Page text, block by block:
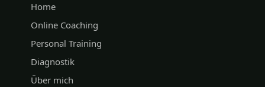
Home
Online Coaching
Personal Training
Diagnostik
Über mich